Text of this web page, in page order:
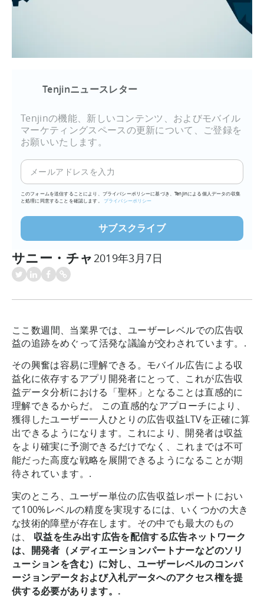
Tenjinニュースレター
Tenjinの機能、新しいコンテンツ、およびモバイル
マーケティングスペースの更新について、ご登録を
お願いいたします。
このフォームを送信することにより、プライバシーポリシーに基づき、Tenjinによる個人データの収集
と処理に同意することを確認します。
プライバシーポリシー
サニー・チャ2019年3月7日
ここ数週間、当業界では、ユーザーレベルでの広告収
益の追跡をめぐって活発な議論が交わされています。.
その興奮は容易に理解できる。モバイル広告による収
益化に依存するアプリ開発者にとって、これが広告収
益データ分析における「聖杯」となることは直感的に
理解できるからだ。 この直感的なアプローチにより、
獲得したユーザー一人ひとりの広告収益LTVを正確に算
出できるようになります。これにより、開発者は収益
をより確実に予測できるだけでなく、これまでは不可
能だった高度な戦略を展開できるようになることが期
待されています。.
実のところ、ユーザー単位の広告収益レポートにおい
て100%レベルの精度を実現するには、いくつかの大き
な技術的障壁が存在します。その中でも最大のもの
は、 収益を生み出す広告を配信する広告ネットワーク
は、開発者（メディエーションパートナーなどのソリ
ューションを含む）に対し、ユーザーレベルのコンバ
ージョンデータおよび入札データへのアクセス権を提
供する必要があります。.